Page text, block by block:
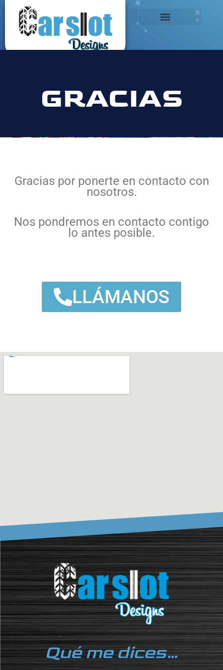
contenido
GRACIAS
Gracias por ponerte en contacto con
nosotros.
Nos pondremos en contacto contigo
lo antes posible.
LLÁMANOS
Qué me dices…